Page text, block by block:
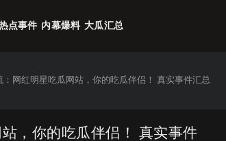
点事件 内幕爆料 大瓜汇总
网红明星吃瓜网站，你的吃瓜伴侣！ 真实事件汇总
，你的吃瓜伴侣！ 真实事件